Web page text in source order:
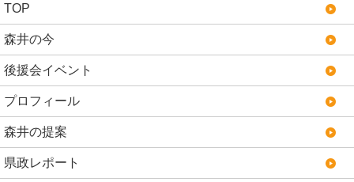
TOP
森井の今
後援会イベント
プロフィール
森井の提案
県政レポート